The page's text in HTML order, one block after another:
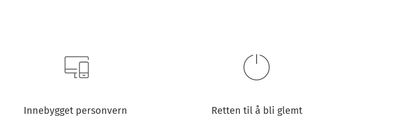
Innebygget personvern Retten til å bli glemt